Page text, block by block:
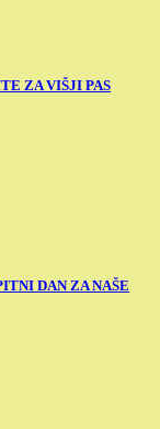
ZA VIŠJI PAS
DAN ZA NAŠE